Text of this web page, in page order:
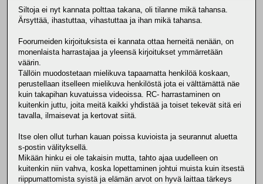
Siltoja ei nyt kannata polttaa takana, oli tilanne mikä tahansa.
Ärsyttää, ihastuttaa, vihastuttaa ja ihan mikä tahansa.
Foorumeiden kirjoituksista ei kannata ottaa herneitä nenään, on
monenlaista harrastajaa ja yleensä kirjoitukset ymmärretään
väärin.
Tällöin muodostetaan mielikuva tapaamatta henkilöä koskaan,
perustellaan itselleen mielikuva henkilöstä jota ei välttämättä näe
kuin takapihan kuvatuissa videoissa. RC- harrastaminen on
kuitenkin juttu, joita meitä kaikki yhdistää ja toiset tekevät sitä eri
tavalla, ilmaisevat ja kertovat siitä.
Itse olen ollut turhan kauan poissa kuvioista ja seurannut aluetta
s-postin välityksellä.
Mikään hinku ei ole takaisin mutta, tahto ajaa uudelleen on
kuitenkin niin vahva, koska lopettaminen johtui muista kuin itsestä
riippumattomista syistä ja elämän arvot on hyvä laittaa tärkeys